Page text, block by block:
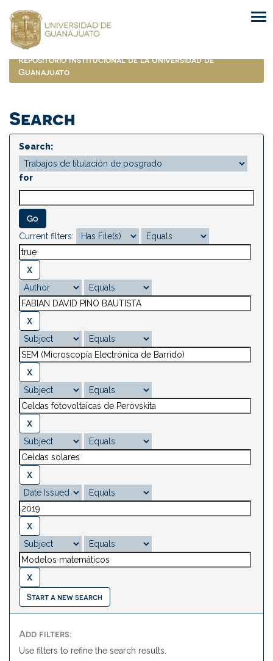
navigation
Repositorio Institucional de la Universidad de
Guanajuato
Search
Search:
for
Current filters:
Start a new search
Add filters:
Use filters to refine the search results.